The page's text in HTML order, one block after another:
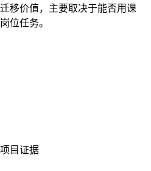
移价值，主要取决于能否用课
位任务。
项目证据